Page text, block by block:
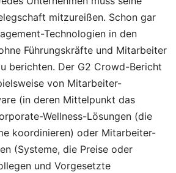
mitzureißen. Schon gar
Technologien in den
Führungskräfte und Mitarbeiter
berichten. Der G2 Crowd-Bericht
von Mitarbeiter-
(in deren Mittelpunkt das
Wellness-Lösungen (die
koordinieren) oder Mitarbeiter-
(Systeme, die Preise oder
und Vorgesetzte